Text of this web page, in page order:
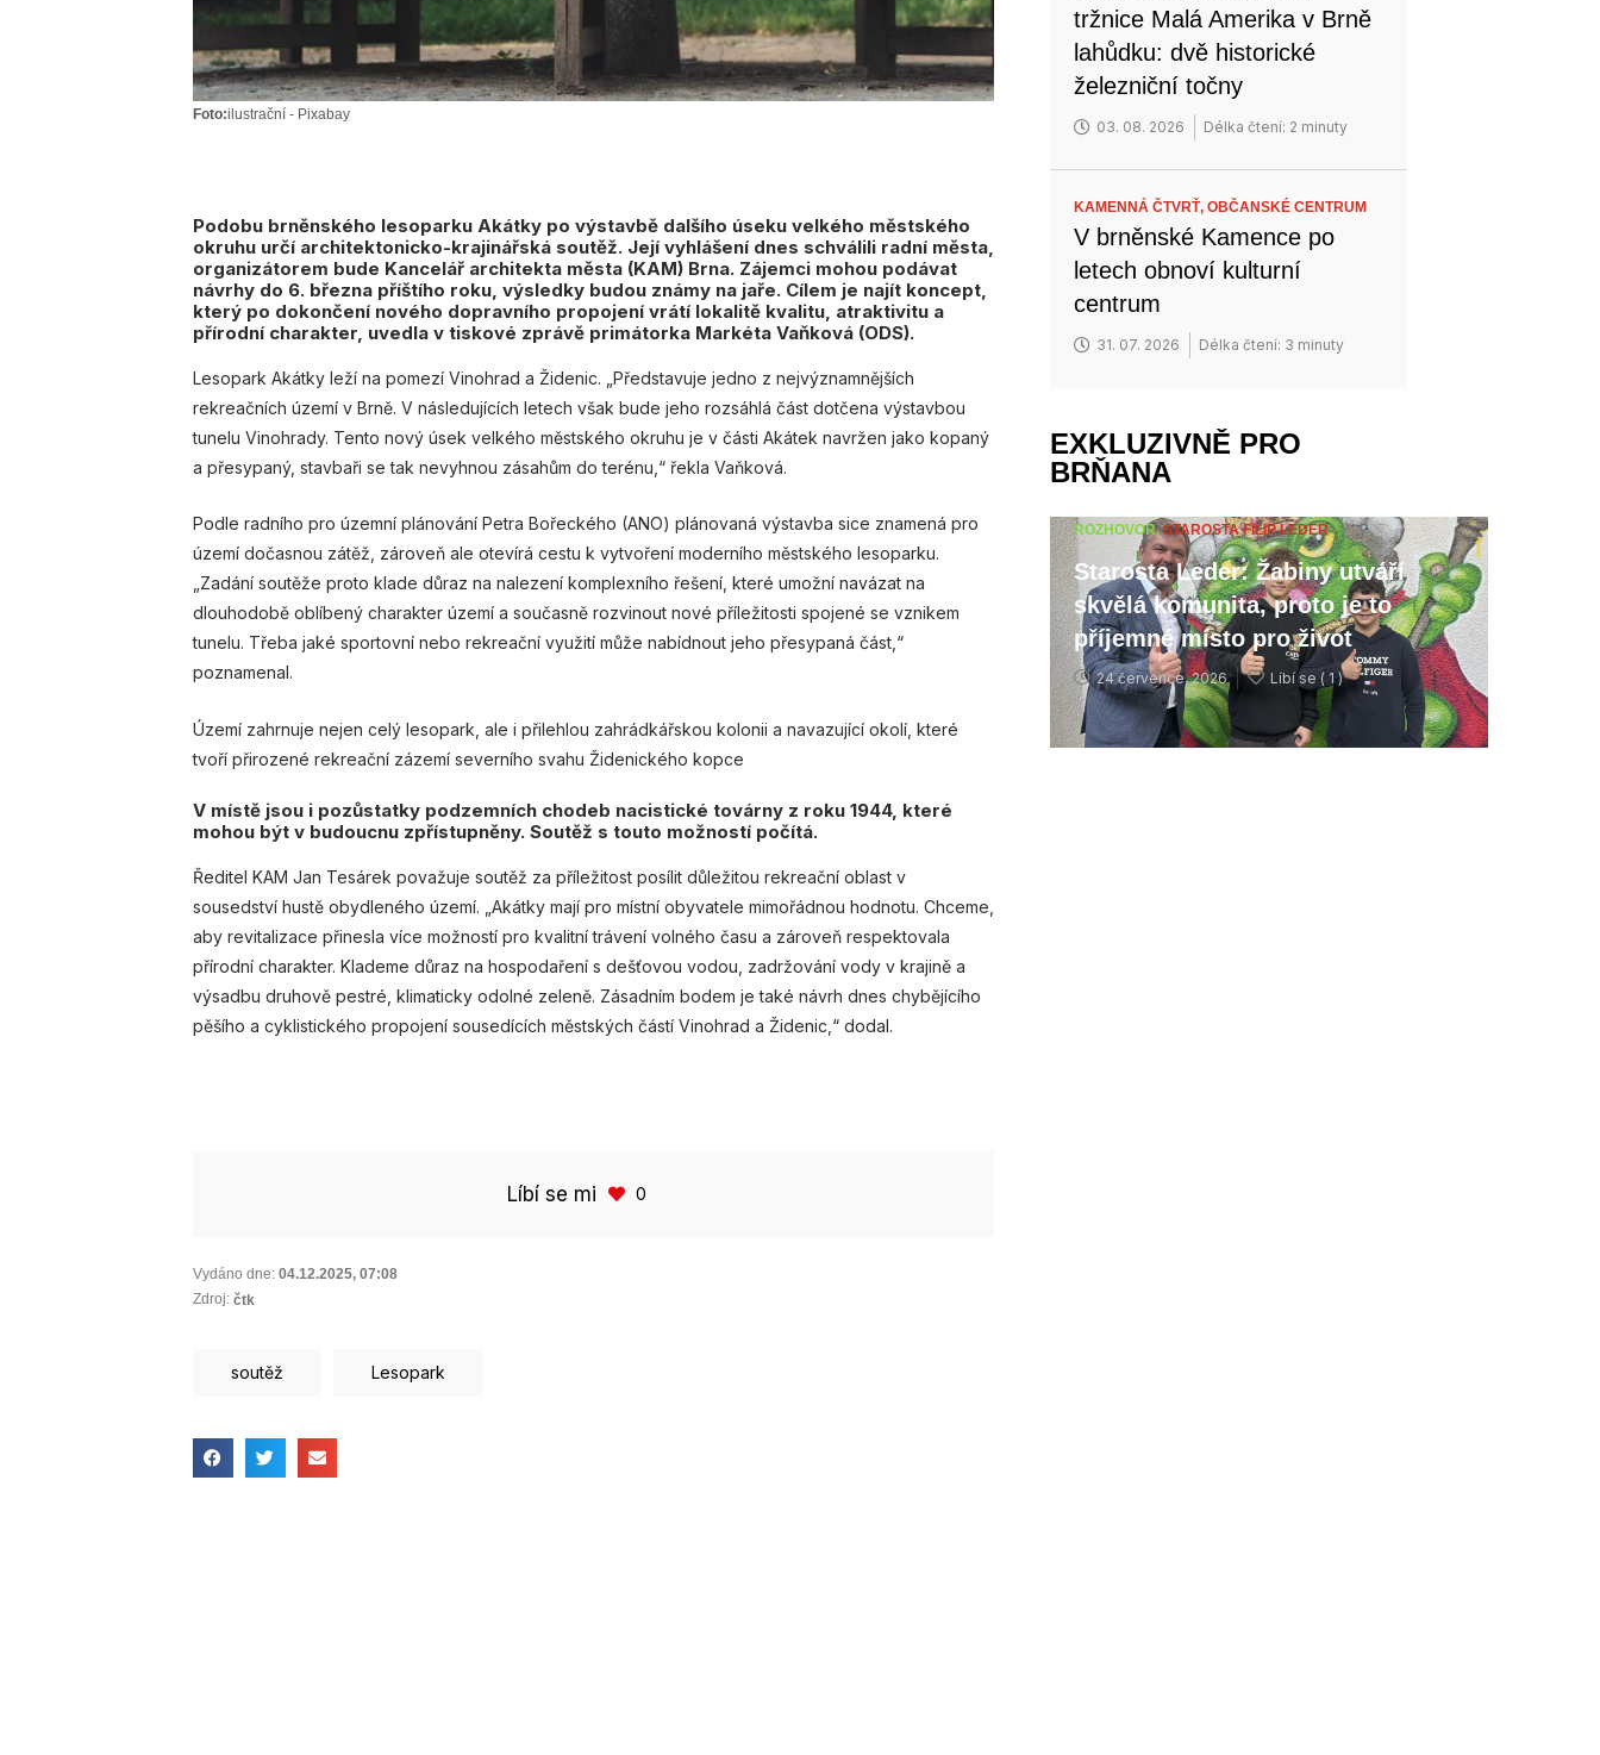
Foto:ilustrační - Pixabay
Podobu brněnského lesoparku Akátky po výstavbě dalšího úseku velkého městského
okruhu určí architektonicko-krajinářská soutěž. Její vyhlášení dnes schválili radní města,
organizátorem bude Kancelář architekta města (KAM) Brna. Zájemci mohou podávat
návrhy do 6. března příštího roku, výsledky budou známy na jaře. Cílem je najít koncept,
který po dokončení nového dopravního propojení vrátí lokalitě kvalitu, atraktivitu a
přírodní charakter, uvedla v tiskové zprávě primátorka Markéta Vaňková (ODS).
Lesopark Akátky leží na pomezí Vinohrad a Židenic. „Představuje jedno z nejvýznamnějších
rekreačních území v Brně. V následujících letech však bude jeho rozsáhlá část dotčena výstavbou
tunelu Vinohrady. Tento nový úsek velkého městského okruhu je v části Akátek navržen jako kopaný
a přesypaný, stavbaři se tak nevyhnou zásahům do terénu,“ řekla Vaňková.
Podle radního pro územní plánování Petra Bořeckého (ANO) plánovaná výstavba sice znamená pro
území dočasnou zátěž, zároveň ale otevírá cestu k vytvoření moderního městského lesoparku.
„Zadání soutěže proto klade důraz na nalezení komplexního řešení, které umožní navázat na
dlouhodobě oblíbený charakter území a současně rozvinout nové příležitosti spojené se vznikem
tunelu. Třeba jaké sportovní nebo rekreační využití může nabídnout jeho přesypaná část,“
poznamenal.
Území zahrnuje nejen celý lesopark, ale i přilehlou zahrádkářskou kolonii a navazující okolí, které
tvoří přirozené rekreační zázemí severního svahu Židenického kopce
V místě jsou i pozůstatky podzemních chodeb nacistické továrny z roku 1944, které
mohou být v budoucnu zpřístupněny. Soutěž s touto možností počítá.
Ředitel KAM Jan Tesárek považuje soutěž za příležitost posílit důležitou rekreační oblast v
sousedství hustě obydleného území. „Akátky mají pro místní obyvatele mimořádnou hodnotu. Chceme,
aby revitalizace přinesla více možností pro kvalitní trávení volného času a zároveň respektovala
přírodní charakter. Klademe důraz na hospodaření s dešťovou vodou, zadržování vody v krajině a
výsadbu druhově pestré, klimaticky odolné zeleně. Zásadním bodem je také návrh dnes chybějícího
pěšího a cyklistického propojení sousedících městských částí Vinohrad a Židenic,“ dodal.
Líbí se mi 0
Vydáno dne: 04.12.2025, 07:08
Zdroj: čtk
soutěž Lesopark
tržnice Malá Amerika v Brně
lahůdku: dvě historické
železniční točny
03. 08. 2026 Délka čtení: 2 minuty
KAMENNÁ ČTVRŤ,OBČANSKÉ CENTRUM
V brněnské Kamence po
letech obnoví kulturní
centrum
31. 07. 2026 Délka čtení: 3 minuty
EXKLUZIVNĚ PRO
BRŇANA
ROZHOVOR,STAROSTA FILIP LEDER
Starosta Leder: Žabiny utváří
skvělá komunita, proto je to
příjemné místo pro život
24 července, 2026 Líbí se ( 1 )